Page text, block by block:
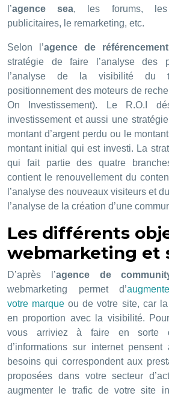
l’agence sea, les forums, les
publicitaires, le remarketing, etc.
Selon l’agence de référencement
stratégie de faire l’analyse des
l’analyse de la visibilité du
positionnement des moteurs de
On Investissement). Le R.O.I
investissement et aussi une
montant d’argent perdu ou le
montant initial qui est investi. La
qui fait partie des quatre
contient le renouvellement du
l’analyse des nouveaux visiteurs et
l’analyse de la création d’une
Les différents
webmarketing et
D’après l’agence de
webmarketing permet d’
votre marqueou de votre site, car la
en proportion avec la visibilité.
vous arriviez à faire en sorte
d’informations sur internet
besoins qui correspondent aux
proposées dans votre secteur
augmenter le trafic de votre site